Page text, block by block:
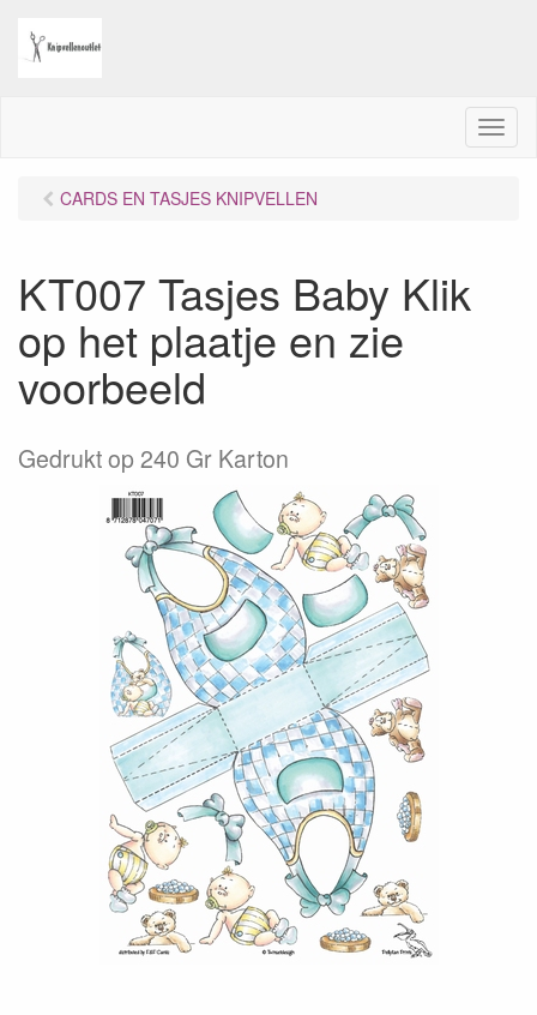
M
e
CARDS EN TASJES KNIPVELLEN
KT007 Tasjes Baby Klik
op het plaatje en zie
voorbeeld
Gedrukt op 240 Gr Karton